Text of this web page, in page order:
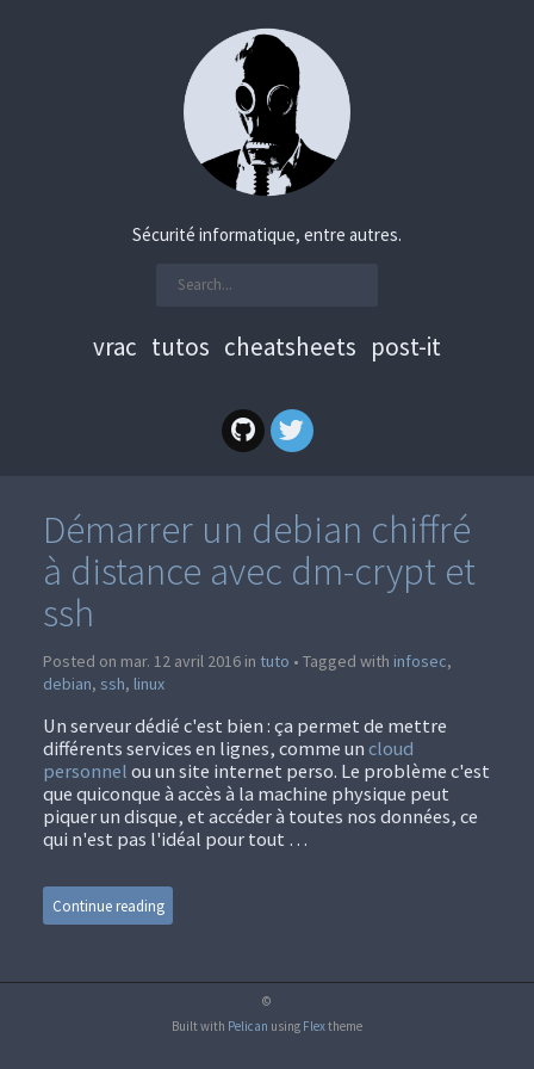
Sécurité informatique, entre autres.
vrac tutos cheatsheets post-it
Démarrer un debian chiffré
à distance avec dm-crypt et
ssh
Posted on mar. 12 avril 2016 in tuto • Tagged with infosec,
debian, ssh, linux
Un serveur dédié c'est bien : ça permet de mettre
différents services en lignes, comme un cloud
personnel ou un site internet perso. Le problème c'est
que quiconque à accès à la machine physique peut
piquer un disque, et accéder à toutes nos données, ce
qui n'est pas l'idéal pour tout …
Continue reading
©
Built with Pelican using Flextheme